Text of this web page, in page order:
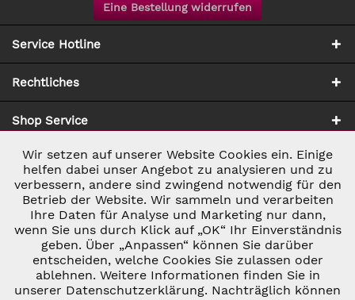
Eine Bestellung widerrufen
Service Hotline
Rechtliches
Shop Service
Zahlung & Versand
* ALLE PREISE INKL. GESETZL. UMSATZSTEUER ZZGL.
VERSANDKOSTEN UND GGF. NACHNAHMEGEBÜHREN, WENN NICHT
Notwendig Aktiv
Marketing Inaktiv
Tracking Inaktiv
Wir setzen auf unserer Website Cookies ein. Einige
helfen dabei unser Angebot zu analysieren und zu
verbessern, andere sind zwingend notwendig für den
Betrieb der Website. Wir sammeln und verarbeiten
Ihre Daten für Analyse und Marketing nur dann,
wenn Sie uns durch Klick auf „OK“ Ihr Einverständnis
geben. Über „Anpassen“ können Sie darüber
entscheiden, welche Cookies Sie zulassen oder
ablehnen. Weitere Informationen finden Sie in
unserer Datenschutzerklärung. Nachträglich können